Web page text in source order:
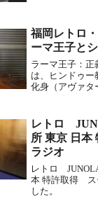
福岡レトロ
ーマ王子と
ラーマ王子：正
は、ヒンドゥー
化身（アヴァタ
「ダルマ（義務
大の魅力は、私
レトロ
所 東京 日
ラジオ
レトロ
本 特許取得 ス
した。